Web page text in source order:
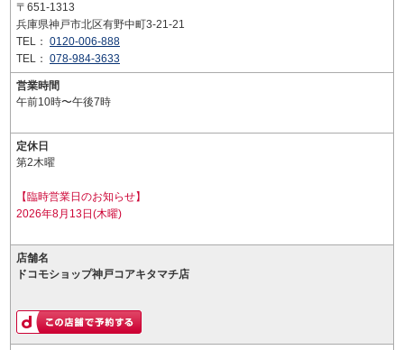
〒651-1313
兵庫県神戸市北区有野中町3-21-21
TEL： 0120-006-888
TEL： 078-984-3633
営業時間
午前10時〜午後7時
定休日
第2木曜
【臨時営業日のお知らせ】
2026年8月13日(木曜)
店舗名
ドコモショップ神戸コアキタマチ店